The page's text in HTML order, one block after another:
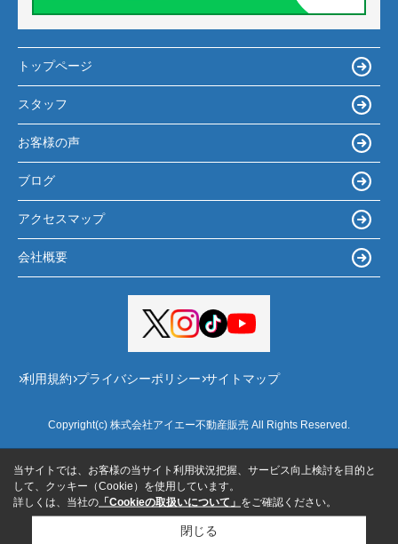
トップページ
スタッフ
お客様の声
ブログ
アクセスマップ
会社概要
利用規約 プライバシーポリシー サイトマップ
Copyright(c) 株式会社アイエー不動産販売 All Rights Reserved.
当サイトでは、お客様の当サイト利用状況把握、サービス向上検討を目的と
して、クッキー（Cookie）を使用しています。
詳しくは、当社の 「Cookieの取扱いについて」 をご確認ください。
閉じる